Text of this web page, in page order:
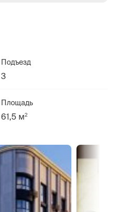
Подъезд
3
Площадь
61,5 м2